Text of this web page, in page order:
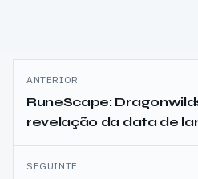
Navegação
de
artigos
ANTERIOR
RuneScape:
revelação da data de
SEGUINTE